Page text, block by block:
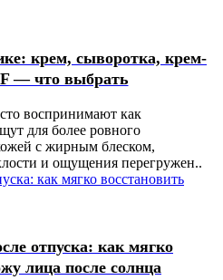
крем, сыворотка, крем-
— что выбрать
воспринимают как
для более ровного
с жирным блеском,
и ощущения перегружен..
отпуска: как мягко
лица после солнца